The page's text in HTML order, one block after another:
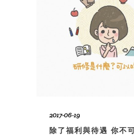
2017-06-19
除了福利與待遇 你不